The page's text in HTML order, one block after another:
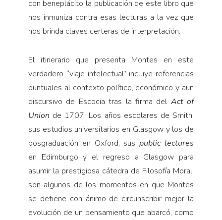
con beneplácito la publicación de este libro que
nos inmuniza contra esas lecturas a la vez que
nos brinda claves certeras de interpretación.
El itinerario que presenta Montes en este
verdadero “viaje intelectual” incluye referencias
puntuales al contexto político, económico y aun
discursivo de Escocia tras la firma del Act of
Union de 1707. Los años escolares de Smith,
sus estudios universitarios en Glasgow y los de
posgraduación en Oxford, suspublic lectures
en Edimburgo y el regreso a Glasgow para
asumir la prestigiosa cátedra de Filosofía Moral,
son algunos de los momentos en que Montes
se detiene con ánimo de circunscribir mejor la
evolución de un pensamiento que abarcó, como